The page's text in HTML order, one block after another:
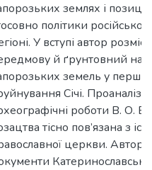
землях і
політики
У вступі автор
й ґрунтовний
земель у перші
Січі.
роботи В. О.
тісно пов’язана з
церкви. Автор